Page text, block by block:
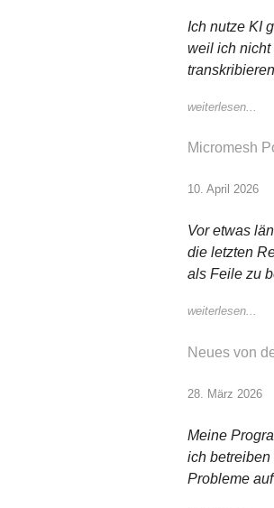
Ich nutze KI
weil ich nicht
weiterlesen...
Micromesh
10. April 2026
Vor etwas
die letzten
als Feile zu
weiterlesen...
Neues von
28. März 2026
Meine
ich betreiben
Probleme